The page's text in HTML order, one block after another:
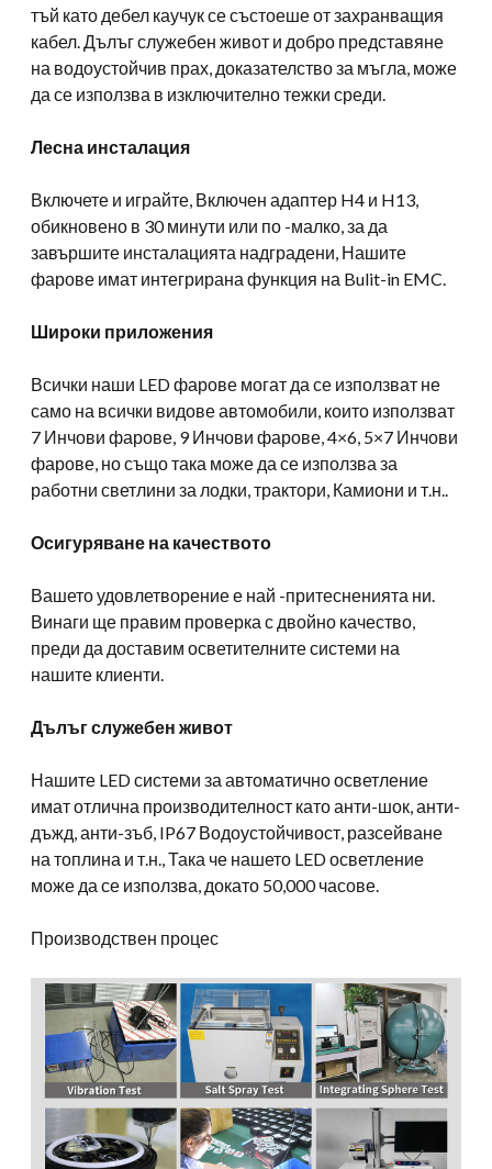
тъй като дебел каучук се състоеше от захранващия
кабел. Дълъг служебен живот и добро представяне
на водоустойчив прах, доказателство за мъгла, може
да се използва в изключително тежки среди.
Лесна инсталация
Включете и играйте, Включен адаптер H4 и H13,
обикновено в 30 минути или по -малко, за да
завършите инсталацията надградени, Нашите
фарове имат интегрирана функция на Bulit-in EMC.
Широки приложения
Всички наши LED фарове могат да се използват не
само на всички видове автомобили, които използват
7 Инчови фарове, 9 Инчови фарове, 4×6, 5×7 Инчови
фарове, но също така може да се използва за
работни светлини за лодки, трактори, Камиони и т.н..
Осигуряване на качеството
Вашето удовлетворение е най -притесненията ни.
Винаги ще правим проверка с двойно качество,
преди да доставим осветителните системи на
нашите клиенти.
Дълъг служебен живот
Нашите LED системи за автоматично осветление
имат отлична производителност като анти-шок, анти-
дъжд, анти-зъб, IP67 Водоустойчивост, разсейване
на топлина и т.н., Така че нашето LED осветление
може да се използва, докато 50,000 часове.
Производствен процес